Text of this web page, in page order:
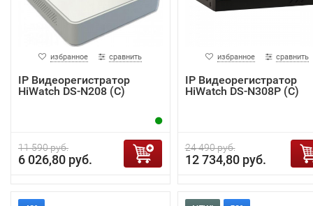
избранное сравнить
IP Видеорегистратор
HiWatch DS-N208 (C)
11 590 руб.
6 026,80 руб.
избранное сравнить
IP Видеорегистратор
HiWatch DS-N308P (С)
24 490 руб.
12 734,80 руб.